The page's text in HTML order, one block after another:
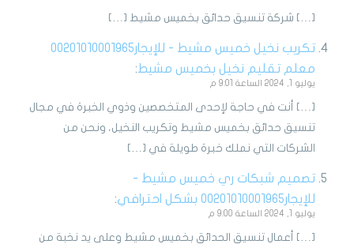
[…] شركة تنسيق حدائق بخميس مشيط […]
تكريب نخيل خميس مشيط - للإيجار00201010001965
معلم تقليم نخيل بخميس مشيط :
يوليو 1, 2024 الساعة 9:01 م
[…] أنت في حاجة لإحدى المتخصصين وذوي الخبرة في مجال
تنسيق حدائق بخميس مشيط وتكريب النخيل، ونحن من
الشركات التي نملك خبرة طويلة في […]
تصميم شبكات ري خميس مشيط -
للإيجار00201010001965 بشكل احترافي
:
يوليو 1, 2024 الساعة 9:00 م
[…] أعمال تنسيق الحدائق بخميس مشيط وعلى يد نخبة من